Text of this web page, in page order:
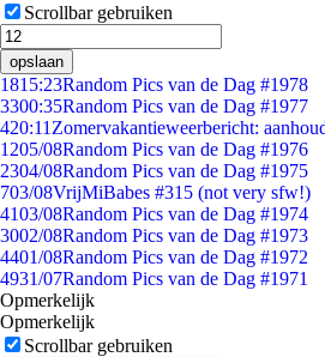
Scrollbar gebruiken
opslaan
1815:23Random Pics van de Dag #1978
3300:35Random Pics van de Dag #1977
420:11 Zomervakantieweerbericht:
1205/08Random Pics van de Dag #1976
2304/08Random Pics van de Dag #1975
703/08VrijMiBabes #315 (not very sfw!)
4103/08Random Pics van de Dag #1974
3002/08Random Pics van de Dag #1973
4401/08Random Pics van de Dag #1972
4931/07Random Pics van de Dag #1971
Opmerkelijk
Opmerkelijk
Scrollbar gebruiken